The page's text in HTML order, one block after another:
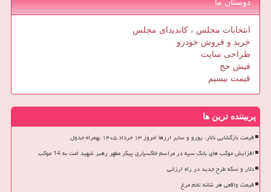
دوستان ما
انتخابات مجلس ، کاندیدای مجلس
خرید و فروش خودرو
طراحی سایت
فیش حج
قیمت بیسیم
پربیننده ترین ها
قیمت بازگشایی دلار، یورو و سایر ارزها امروز ۱۳ خرداد ۱۴۰۵ بهمراه جدول
افزایش موکب های بانک سپه در مراسم خاکسپاری پیکر مطهر رهبر شهید امت به 14 موکب
دلار و سکه طرح جدید در راه ارزانی
قیمت واقعی هر شانه تخم مرغ